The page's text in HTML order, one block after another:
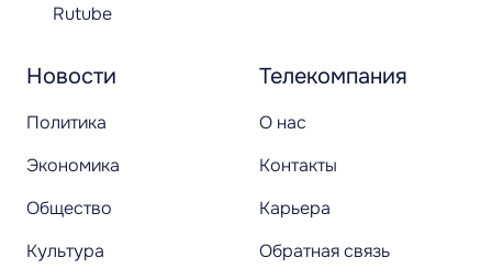
Новости
Политика
Экономика
Общество
Культура
Телекомпания
О нас
Контакты
Карьера
Обратная связь
Rutube